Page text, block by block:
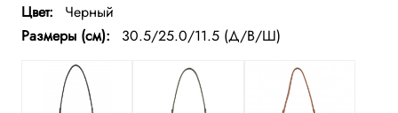
Цвет:
Черный
Размеры (см):
30.5/25.0/11.5 (Д/В/Ш)